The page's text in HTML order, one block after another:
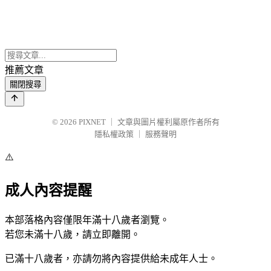
推薦文章
關閉搜尋
© 2026 PIXNET
文章與圖片權利屬原作者所有
隱私權政策
服務聲明
⚠️
成人內容提醒
本部落格內容僅限年滿十八歲者瀏覽。
若您未滿十八歲，請立即離開。
已滿十八歲者，亦請勿將內容提供給未成年人士。